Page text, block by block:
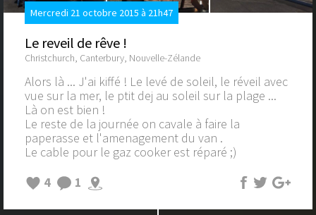
Mercredi 21 octobre 2015 à 21h47
Le reveil de rêve !
Christchurch, Canterbury, Nouvelle-Zélande
Alors là ... J'ai kiffé ! Le levé de soleil, le réveil avec
vue sur la mer, le ptit dej au soleil sur la plage ...
Là on est bien !
Le reste de la journée on cavale à faire la
paperasse et l'amenagement du van .
Le cable pour le gaz cooker est réparé ;)
4
1